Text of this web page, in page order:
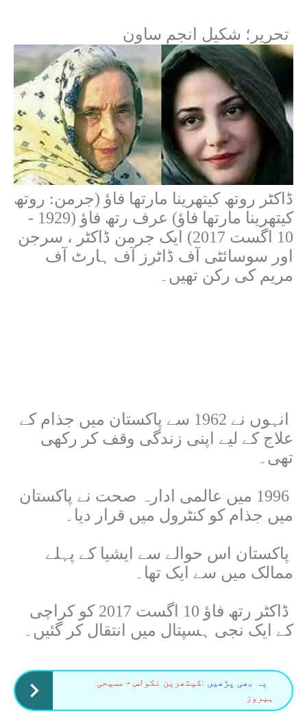
تحریر؛ شکیل انجم ساون
ڈاکٹر روتھ کیتھرینا مارتھا فاؤ (جرمن: روتھ
کیتھرینا مارتھا فاؤ) عرف رتھ فاؤ (1929 -
10 اگست 2017) ایک جرمن ڈاکٹر ، سرجن
اور سوسائٹی آف ڈاٹرز آف ہارٹ آف
مریم کی رکن تھیں۔
انہوں نے 1962 سے پاکستان میں جذام کے
علاج کے لیے اپنی زندگی وقف کر رکھی
تھی۔
1996 میں عالمی ادارہ صحت نے پاکستان
میں جذام کو کنٹرول میں قرار دیا۔
پاکستان اس حوالے سے ایشیا کے پہلے
ممالک میں سے ایک تھا۔
ڈاکٹر رتھ فاؤ 10 اگست 2017 کو کراچی
کے ایک نجی ہسپتال میں انتقال کر گئیں۔
یہ بھی پڑھیں :کیتھرین نکولس - مسیحی
ہیروز